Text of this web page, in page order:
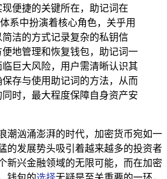
便捷的关键所在，助记词在
系中扮演着核心角色，关乎用
洁的方式记录复杂的私钥信
地管理和恢复钱包，助记词一
临巨大风险，用户需清晰认识其
存与使用助记词的方法，从而
时，最大程度保障自身资产安
潮汹涌澎湃的时代，加密货币宛如一
的发展势头吸引着越来越多的投资者
新兴金融领域的无限可能，而在加密